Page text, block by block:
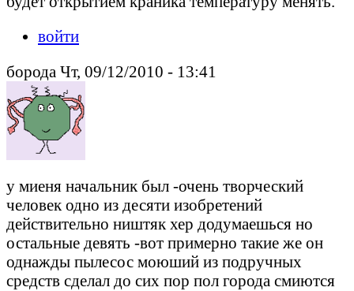
войти
борода Чт, 09/12/2010 - 13:41
у миеня начальник был -очень творческий
человек одно из десяти изобретений
действительно ништяк хер додумаешься но
остальные девять -вот примерно такие же он
однажды пылесос моюший из подручных
средств сделал до сих пор пол города смиются